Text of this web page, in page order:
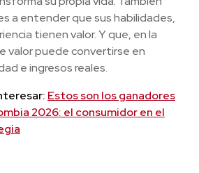
a entender que sus habilidades,
tienen valor. Y que, en la
valor puede convertirse en
e ingresos reales.
Estos son los ganadores
2026: el consumidor en el